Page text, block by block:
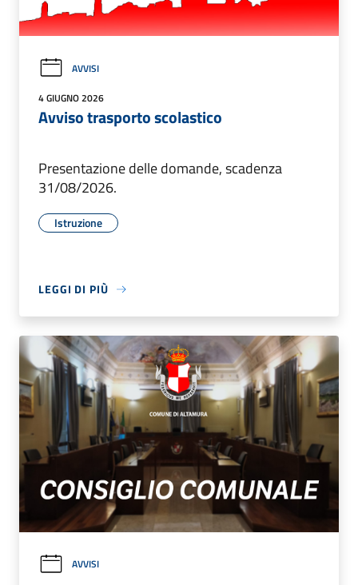
AVVISI
4 GIUGNO 2026
Avviso trasporto scolastico
Presentazione delle domande, scadenza
31/08/2026.
Istruzione
LEGGI DI PIÙ
AVVISI